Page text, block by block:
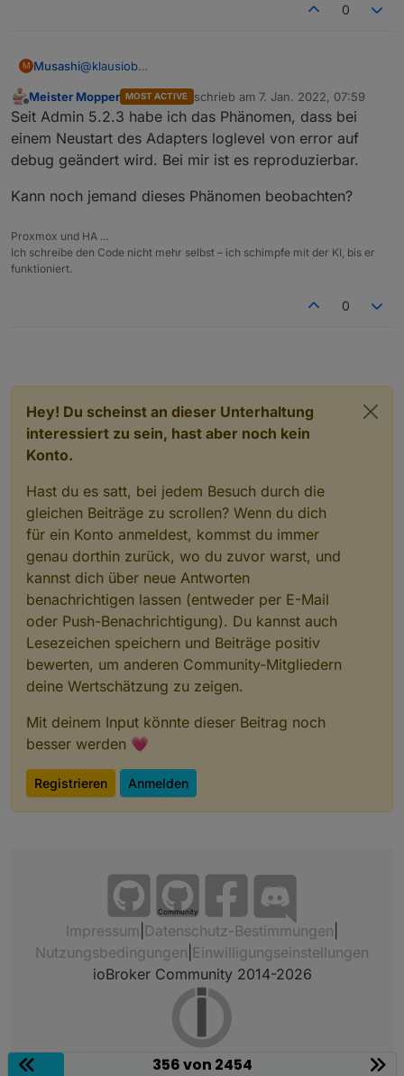
0
M Musashi@klausiob
Sonst wäre ich ich extrem schockiert wenn der
errechnete Verbrauch stimmen würde
Offline
Meister Mopper MOST ACTIVE schrieb am 7. Jan. 2022, 07:59
zuletzt editiert von
Seit Admin 5.2.3 habe ich das Phänomen, dass bei
einem Neustart des Adapters loglevel von error auf
debug geändert wird. Bei mir ist es reproduzierbar.
Kann noch jemand dieses Phänomen beobachten?
Proxmox und HA ...
Ich schreibe den Code nicht mehr selbst – ich schimpfe mit der KI, bis er
funktioniert.
0
Hey! Du scheinst an dieser Unterhaltung
interessiert zu sein, hast aber noch kein
Konto.
Hast du es satt, bei jedem Besuch durch die
gleichen Beiträge zu scrollen? Wenn du dich
für ein Konto anmeldest, kommst du immer
genau dorthin zurück, wo du zuvor warst, und
kannst dich über neue Antworten
benachrichtigen lassen (entweder per E-Mail
oder Push-Benachrichtigung). Du kannst auch
Lesezeichen speichern und Beiträge positiv
bewerten, um anderen Community-Mitgliedern
deine Wertschätzung zu zeigen.
Mit deinem Input könnte dieser Beitrag noch
besser werden 💗
Registrieren Anmelden
Community
Impressum Datenschutz-Bestimmungen
Nutzungsbedingungen Einwilligungseinstellungen
ioBroker Community 2014-2026
356 von 2454